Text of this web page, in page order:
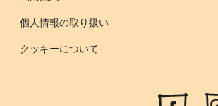
個人情報の取り扱い
クッキーについて